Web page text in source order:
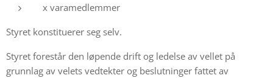
x varamedlemmer
Styret konstituerer seg selv.
Styret forestår den løpende drift og ledelse av vellet på
grunnlag av velets vedtekter og beslutninger fattet av